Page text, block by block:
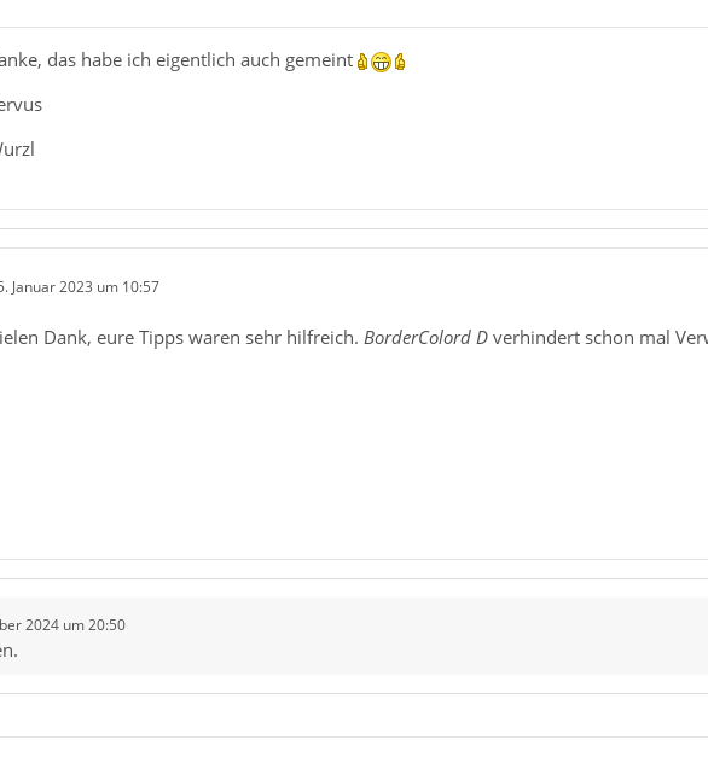
das habe ich eigentlich auch gemeint
Januar 2023 um 10:57
Dank, eure Tipps waren sehr hilfreich. BorderColord Dverhindert schon mal
2024 um 20:50